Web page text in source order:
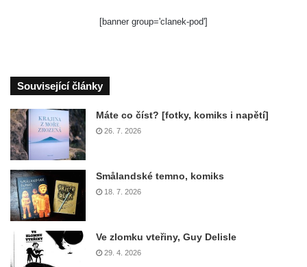
[banner group='clanek-pod']
Související články
Máte co číst? [fotky, komiks i napětí]
26. 7. 2026
Smålandské temno, komiks
18. 7. 2026
Ve zlomku vteřiny, Guy Delisle
29. 4. 2026